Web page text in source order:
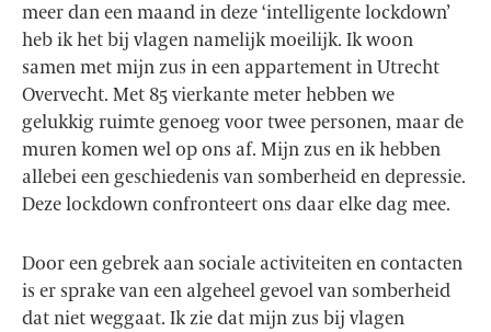
meer dan een maand in deze ‘intelligente lockdown’
heb ik het bij vlagen namelijk moeilijk. Ik woon
samen met mijn zus in een appartement in Utrecht
Overvecht. Met 85 vierkante meter hebben we
gelukkig ruimte genoeg voor twee personen, maar de
muren komen wel op ons af. Mijn zus en ik hebben
allebei een geschiedenis van somberheid en depressie.
Deze lockdown confronteert ons daar elke dag mee.
Door een gebrek aan sociale activiteiten en contacten
is er sprake van een algeheel gevoel van somberheid
dat niet weggaat. Ik zie dat mijn zus bij vlagen